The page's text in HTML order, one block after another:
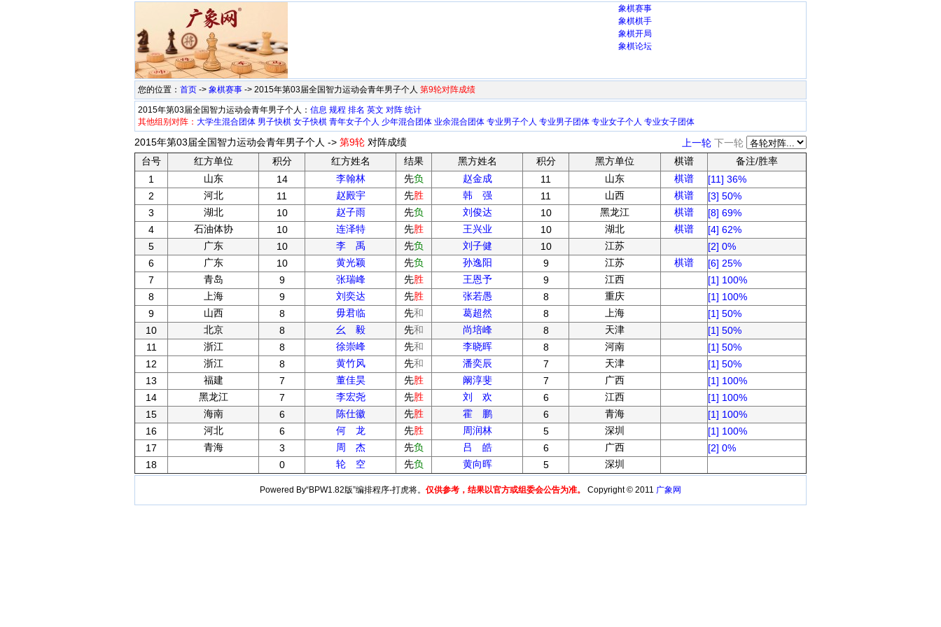
象棋赛事
象棋棋手
象棋开局
象棋论坛
您的位置： 首页 -> 象棋赛事 -> 2015年第03届全国智力运动会青年男子个人 第9轮对阵成绩
2015年第03届全国智力运动会青年男子个人： 信息 规程 排名 英文 对阵 统计
其他组别对阵： 大学生混合团体 男子快棋 女子快棋 青年女子个人 少年混合团体 业余混合团体 专业男子个人 专业男子团体 专业女子个人 专业女子团体
2015年第03届全国智力运动会青年男子个人 -> 第9轮 对阵成绩 上一轮 下一轮
台号
红方单位 积分 红方姓名 结果 黑方姓名 积分 黑方单位 棋谱
备注/胜率
1
山东 14 李翰林 先负 赵金成 11 山东 棋谱
[11] 36%
2
河北 11 赵殿宇 先胜 韩 强 11 山西 棋谱
[3] 50%
3
湖北 10 赵子雨 先负 刘俊达 10 黑龙江 棋谱
[8] 69%
4
石油体协 10 连泽特 先胜 王兴业 10 湖北 棋谱
[4] 62%
5
广东 10 李 禹 先负 刘子健 10 江苏
[2] 0%
6
广东 10 黄光颖 先负 孙逸阳 9 江苏 棋谱
[6] 25%
7
青岛 9 张瑞峰 先胜 王恩予 9 江西
[1] 100%
8
上海 9 刘奕达 先胜 张若愚 8 重庆
[1] 100%
9
山西 8 毋君临 先和 葛超然 8 上海
[1] 50%
10
北京 8 幺 毅 先和 尚培峰 8 天津
[1] 50%
11
浙江 8 徐崇峰 先和 李晓晖 8 河南
[1] 50%
12
浙江 8 黄竹风 先和 潘奕辰 7 天津
[1] 50%
13
福建 7 董佳昊 先胜 阚淳斐 7 广西
[1] 100%
14
黑龙江 7 李宏尧 先胜 刘 欢 6 江西
[1] 100%
15
海南 6 陈仕徽 先胜 霍 鹏 6 青海
[1] 100%
16
河北 6 何 龙 先胜 周润林 5 深圳
[1] 100%
17
青海 3 周 杰 先负 吕 皓 6 广西
[2] 0%
18
0 轮 空 先负 黄向晖 5 深圳
Powered By“BPW1.82版”编排程序-打虎将。 仅供参考，结果以官方或组委会公告为准。 Copyright © 2011 广象网